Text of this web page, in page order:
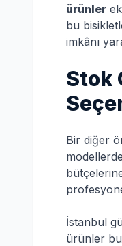
ürünler
bu
imkânı
Stok
Bir diğer
İstanbul
ürünler